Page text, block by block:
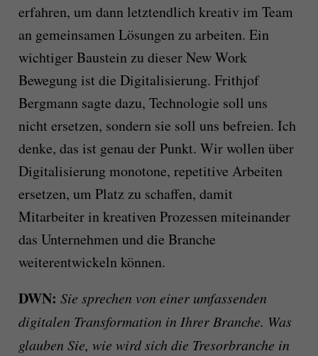
erfahren, um dann letztendlich kreativ im Team
an gemeinsamen Lösungen zu arbeiten. Ein
wichtiger Baustein zu dieser New Work
Bewegung ist die Digitalisierung. Frithjof
Bergmann sagte dazu, Technologie soll uns
nicht ersetzen, sondern sie soll uns befreien. Ich
denke, das ist genau der Punkt. Wir wollen über
Digitalisierung monotone, repetitive Arbeiten
ersetzen, um Platz zu schaffen, damit
Mitarbeiter in kreativen Prozessen miteinander
das Unternehmen und die Branche
weiterentwickeln können.
DWN: Sie sprechen von einer umfassenden
digitalen Transformation in Ihrer Branche. Was
glauben Sie, wie wird sich die Tresorbranche in